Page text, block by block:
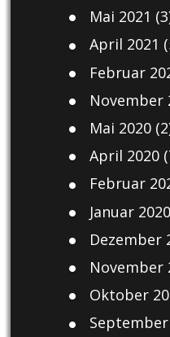
Mai 2021
April 2021
Februar
November
Mai 2020
April 2020
Februar
Januar 2020
Dezember
November
Oktober
September